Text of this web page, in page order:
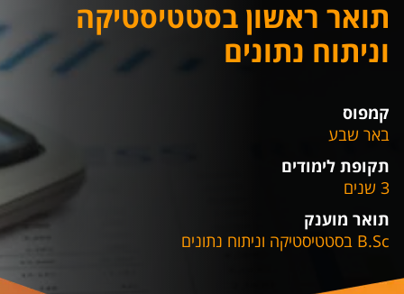
תואר ראשון בסטטיסטיקה
וניתוח נתונים
קמפוס
באר שבע
תקופת לימודים
3 שנים
תואר מוענק
B.Sc בסטטיסטיקה וניתוח נתונים